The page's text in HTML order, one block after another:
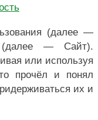
(далее —
(далее — Сайт).
или используя
прочёл и понял
их и